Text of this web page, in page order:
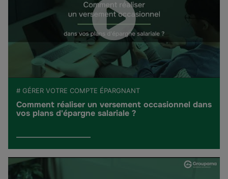
# GÉRER VOTRE COMPTE ÉPARGNANT
Comment réaliser un versement occasionnel dans
vos plans d'épargne salariale ?